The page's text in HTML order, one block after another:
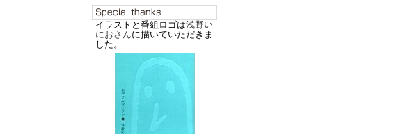
イラストと番組ロゴは浅野い
におさんに描いていただきま
した。